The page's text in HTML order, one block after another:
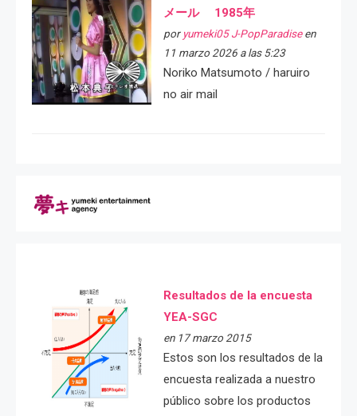
メール 1985年
por yumeki05 J-PopParadiseen
11 marzo 2026 a las 5:23
Noriko Matsumoto / haruiro
no air mail
Resultados de la encuesta
YEA-SGC
en 17 marzo 2015
Estos son los resultados de la
encuesta realizada a nuestro
público sobre los productos